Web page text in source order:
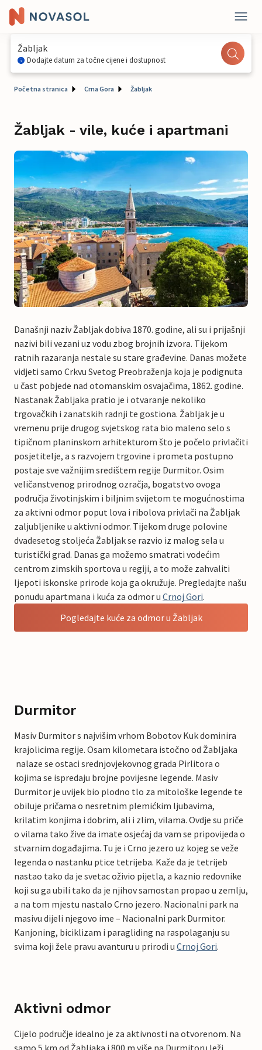
Žabljak
Dodajte datum za točne cijene i dostupnost
Početna stranica Crna Gora Žabljak
Žabljak - vile, kuće i apartmani
Današnji naziv Žabljak dobiva 1870. godine, ali su i prijašnji
nazivi bili vezani uz vodu zbog brojnih izvora. Tijekom
ratnih razaranja nestale su stare građevine. Danas možete
vidjeti samo Crkvu Svetog Preobraženja koja je podignuta
u čast pobjede nad otomanskim osvajačima, 1862. godine.
Nastanak Žabljaka pratio je i otvaranje nekoliko
trgovačkih i zanatskih radnji te gostiona. Žabljak je u
vremenu prije drugog svjetskog rata bio maleno selo s
tipičnom planinskom arhitekturom što je počelo privlačiti
posjetitelje, a s razvojem trgovine i prometa postupno
postaje sve važnijim središtem regije Durmitor. Osim
veličanstvenog prirodnog ozračja, bogatstvo ovoga
područja životinjskim i biljnim svijetom te mogućnostima
za aktivni odmor poput lova i ribolova privlači na Žabljak
zaljubljenike u aktivni odmor. Tijekom druge polovine
dvadesetog stoljeća Žabljak se razvio iz malog sela u
turistički grad. Danas ga možemo smatrati vodećim
centrom zimskih sportova u regiji, a to može zahvaliti
ljepoti iskonske prirode koja ga okružuje. Pregledajte našu
ponudu apartmana i kuća za odmor u Crnoj Gori.
Pogledajte kuće za odmor u Žabljak
Durmitor
Masiv Durmitor s najvišim vrhom Bobotov Kuk dominira
krajolicima regije. Osam kilometara istočno od Žabljaka
nalaze se ostaci srednjovjekovnog grada Pirlitora o
kojima se ispredaju brojne povijesne legende. Masiv
Durmitor je uvijek bio plodno tlo za mitološke legende te
obiluje pričama o nesretnim plemićkim ljubavima,
krilatim konjima i dobrim, ali i zlim, vilama. Ovdje su priče
o vilama tako žive da imate osjećaj da vam se pripovijeda o
stvarnim događajima. Tu je i Crno jezero uz kojeg se veže
legenda o nastanku ptice tetrijeba. Kaže da je tetrijeb
nastao tako da je svetac oživio pijetla, a kaznio redovnike
koji su ga ubili tako da je njihov samostan propao u zemlju,
a na tom mjestu nastalo Crno jezero. Nacionalni park na
masivu dijeli njegovo ime – Nacionalni park Durmitor.
Kanjoning, biciklizam i paragliding na raspolaganju su
svima koji žele pravu avanturu u prirodi u Crnoj Gori.
Aktivni odmor
Cijelo područje idealno je za aktivnosti na otvorenom. Na
samo 5 km od Žabljaka i 800 m više na Durmitoru leži